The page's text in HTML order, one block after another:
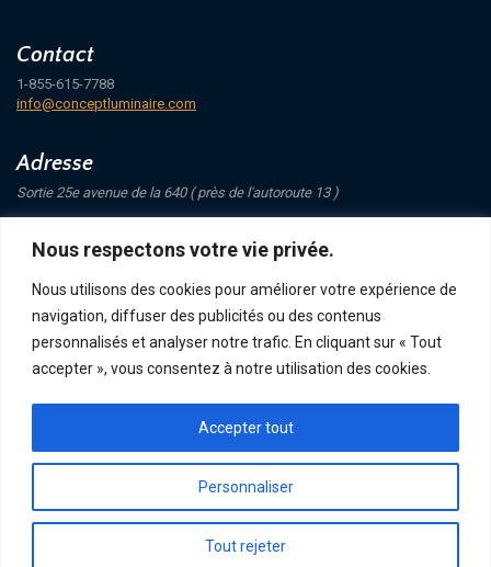
Nous respectons votre vie privée.
Nous utilisons des cookies pour améliorer votre expérience de
navigation, diffuser des publicités ou des contenus
personnalisés et analyser notre trafic. En cliquant sur « Tout
accepter », vous consentez à notre utilisation des cookies.
Personnaliser
Tout rejeter
Accepter tout
Contact
1-855-615-7788
info@conceptluminaire.com
Adresse
Sortie 25e avenue de la 640 ( près de l'autoroute 13 )
Saint-Eustache
Suivez-nous
POLITIQUE DE CONFIDENTIALITÉ
CONCEPT LUMINAIRE - TOUS DROITS RÉSERVÉS © 2026